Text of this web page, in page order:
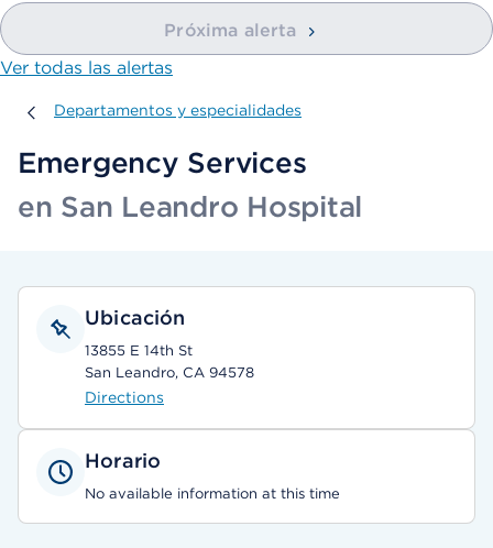
Próxima alerta
Ver todas las alertas
Departamentos y especialidades
Departamentos y especialidades
Emergency Services
en San Leandro Hospital
Ubicación
13855 E 14th St
San Leandro, CA 94578
Directions
Horario
No available information at this time